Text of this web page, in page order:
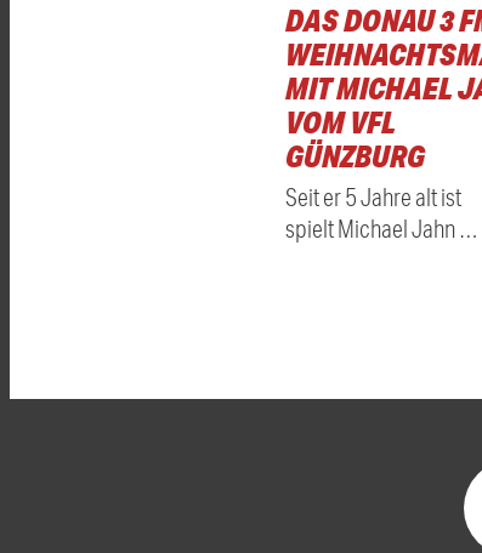
DAS DONAU 3
MIT MICHAEL
VOM VFL
GÜNZBURG
Seit er 5 Jahre alt ist
spielt Michael Jahn …